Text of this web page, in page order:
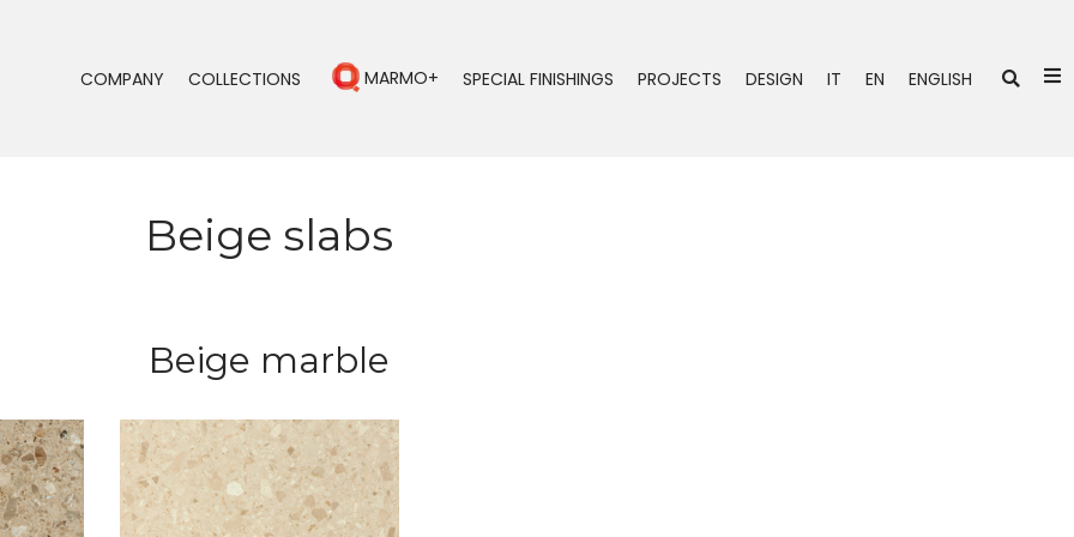
COMPANY COLLECTIONS MARMO+ SPECIAL FINISHINGS PROJECTS DESIGN IT EN ENGLISH
Beige slabs
Beige marble